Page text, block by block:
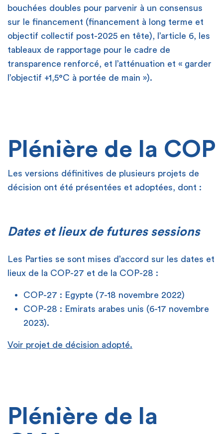
bouchées doubles pour parvenir à un consensus
sur le financement (financement à long terme et
objectif collectif post-2025 en tête), l’article 6, les
tableaux de rapportage pour le cadre de
transparence renforcé, et l’atténuation et « garder
l’objectif +1,5°C à portée de main »).
Plénière de la COP
Les versions définitives de plusieurs projets de
décision ont été présentées et adoptées, dont :
Dates et lieux de futures sessions
Les Parties se sont mises d’accord sur les dates et
lieux de la COP-27 et de la COP-28 :
COP-27 : Egypte (7-18 novembre 2022)
COP-28 : Emirats arabes unis (6-17 novembre
2023).
Voir projet de décision adopté.
Plénière de la